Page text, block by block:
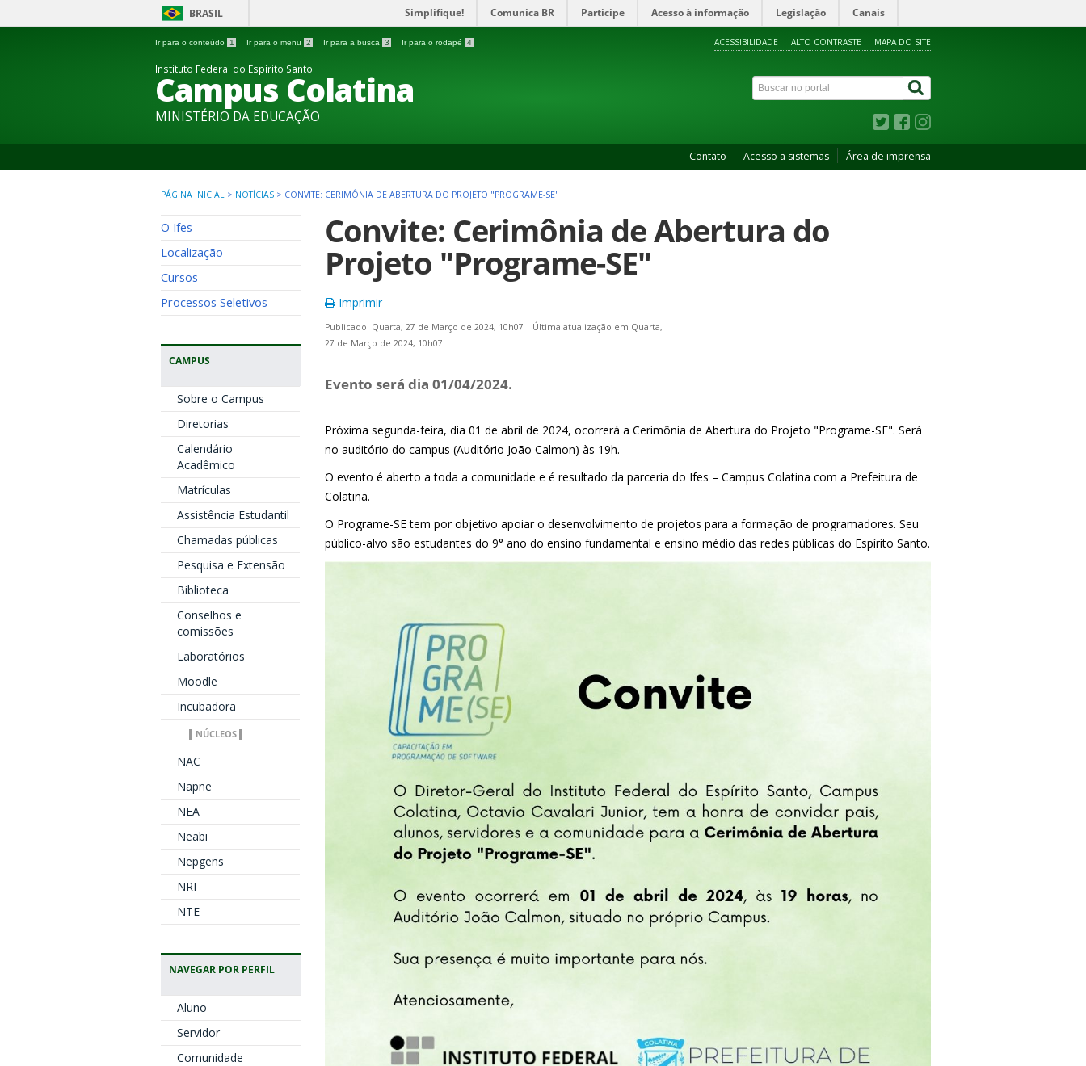
BRASIL Simplifique! Comunica BR Participe Acesso à informação Legislação Canais
Ir para o conteúdo 1 Ir para o menu 2 Ir para a busca 3 Ir para o rodapé 4 ACESSIBILIDADE ALTO CONTRASTE MAPA DO SITE
Instituto Federal do Espírito Santo
Campus Colatina
MINISTÉRIO DA EDUCAÇÃO
Contato Acesso a sistemas Área de imprensa
PÁGINA INICIAL > NOTÍCIAS > CONVITE: CERIMÔNIA DE ABERTURA DO PROJETO "PROGRAME-SE"
O Ifes
Localização
Cursos
Processos Seletivos
CAMPUS
Sobre o Campus
Diretorias
Calendário
Acadêmico
Matrículas
Assistência Estudantil
Chamadas públicas
Pesquisa e Extensão
Biblioteca
Conselhos e
comissões
Laboratórios
Moodle
Incubadora
▌NÚCLEOS ▌
NAC
Napne
NEA
Neabi
Nepgens
NRI
NTE
NAVEGAR POR PERFIL
Aluno
Servidor
Comunidade
Convite: Cerimônia de Abertura do
Projeto "Programe-SE"
Imprimir
Publicado: Quarta, 27 de Março de 2024, 10h07 | Última atualização em Quarta,
27 de Março de 2024, 10h07
Evento será dia 01/04/2024.
Próxima segunda-feira, dia 01 de abril de 2024, ocorrerá a Cerimônia de Abertura do Projeto "Programe-SE". Será
no auditório do campus (Auditório João Calmon) às 19h.
O evento é aberto a toda a comunidade e é resultado da parceria do Ifes – Campus Colatina com a Prefeitura de
Colatina.
O Programe-SE tem por objetivo apoiar o desenvolvimento de projetos para a formação de programadores. Seu
público-alvo são estudantes do 9° ano do ensino fundamental e ensino médio das redes públicas do Espírito Santo.